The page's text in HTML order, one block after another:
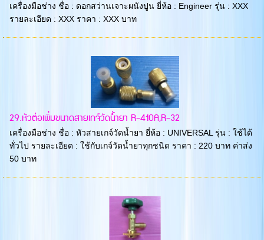
เครื่องมือช่าง ชื่อ : ดอกสว่านเจาะผนังปูน ยี่ห้อ : Engineer รุ่น : XXX
รายละเอียด : XXX ราคา : XXX บาท
29.หัวต่อเพิ่มขนาดสายเกจ์วัดน้ำยา R-410A,R-32
เครื่องมือช่าง ชื่อ : หัวสายเกจ์วัดน้ำยา ยี่ห้อ : UNIVERSAL รุ่น : ใช้ได้
ทั่วไป รายละเอียด : ใช้กับเกจ์วัดน้ำยาทุกชนิด ราคา : 220 บาท ค่าส่ง
50 บาท